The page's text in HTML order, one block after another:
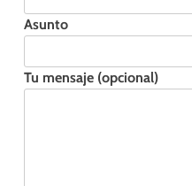
Asunto
Tu mensaje (opcional)